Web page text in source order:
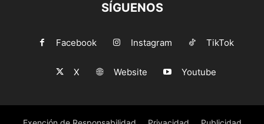
SÍGUENOS
Facebook Instagram TikTok
X Website Youtube